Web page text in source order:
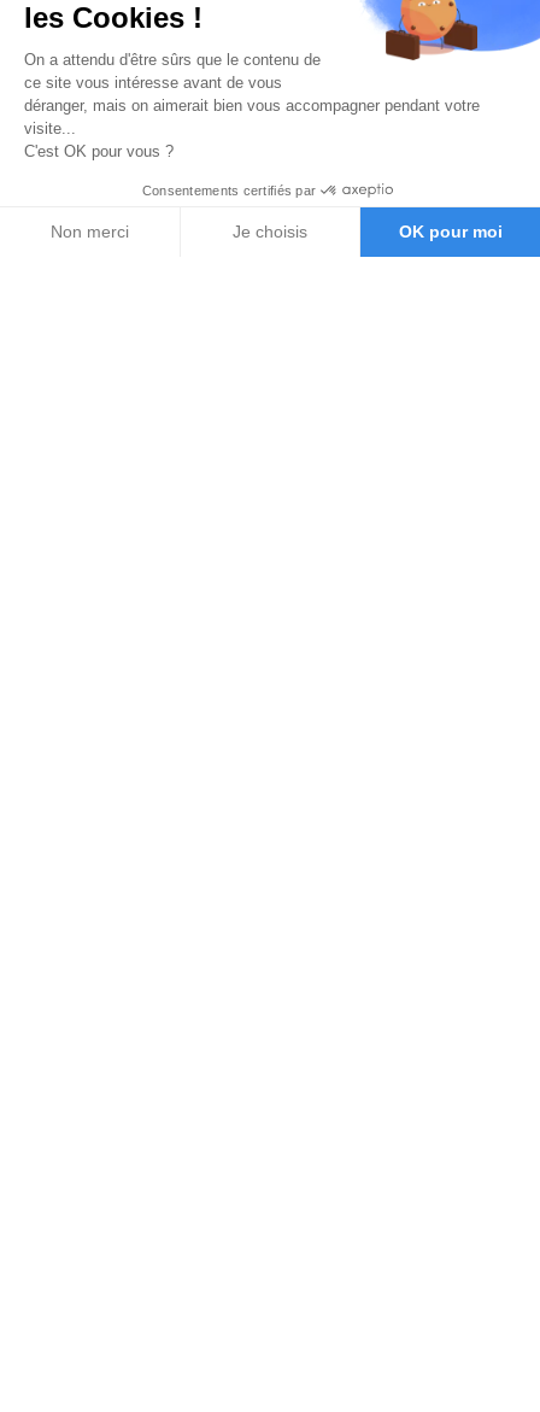
les Cookies !
On a attendu d'être sûrs que le contenu de
ce site vous intéresse avant de vous
déranger, mais on aimerait bien vous accompagner pendant votre
visite...
C'est OK pour vous ?
Consentements certifiés par
Non merci Je choisis OK pour moi